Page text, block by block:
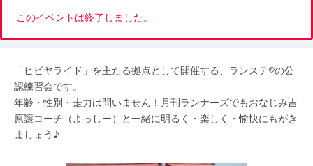
このイベントは終了しました。
「ヒビヤライド」を主たる拠点として開催する、ランステ®の公
認練習会です。
年齢・性別・走力は問いません！月刊ランナーズでもおなじみ吉
原譲コーチ（よっしー）と一緒に明るく・楽しく・愉快にもがき
ましょう♪